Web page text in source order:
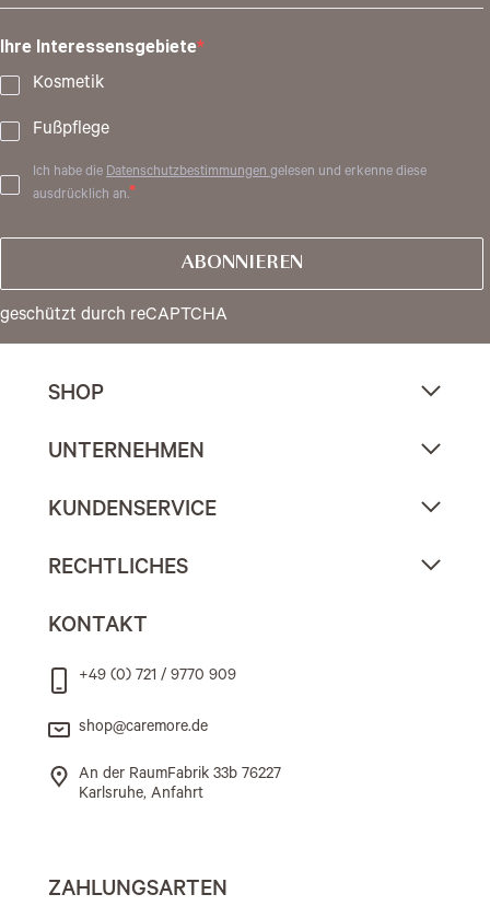
Ihre Interessensgebiete
Kosmetik
Fußpflege
Ich habe die Datenschutzbestimmungengelesen und erkenne diese
ausdrücklich an.
ABONNIEREN
geschützt durch reCAPTCHA
SHOP
UNTERNEHMEN
KUNDENSERVICE
RECHTLICHES
KONTAKT
+49 (0) 721 / 9770 909
shop@caremore.de
An der RaumFabrik 33b 76227
Karlsruhe, Anfahrt
ZAHLUNGSARTEN